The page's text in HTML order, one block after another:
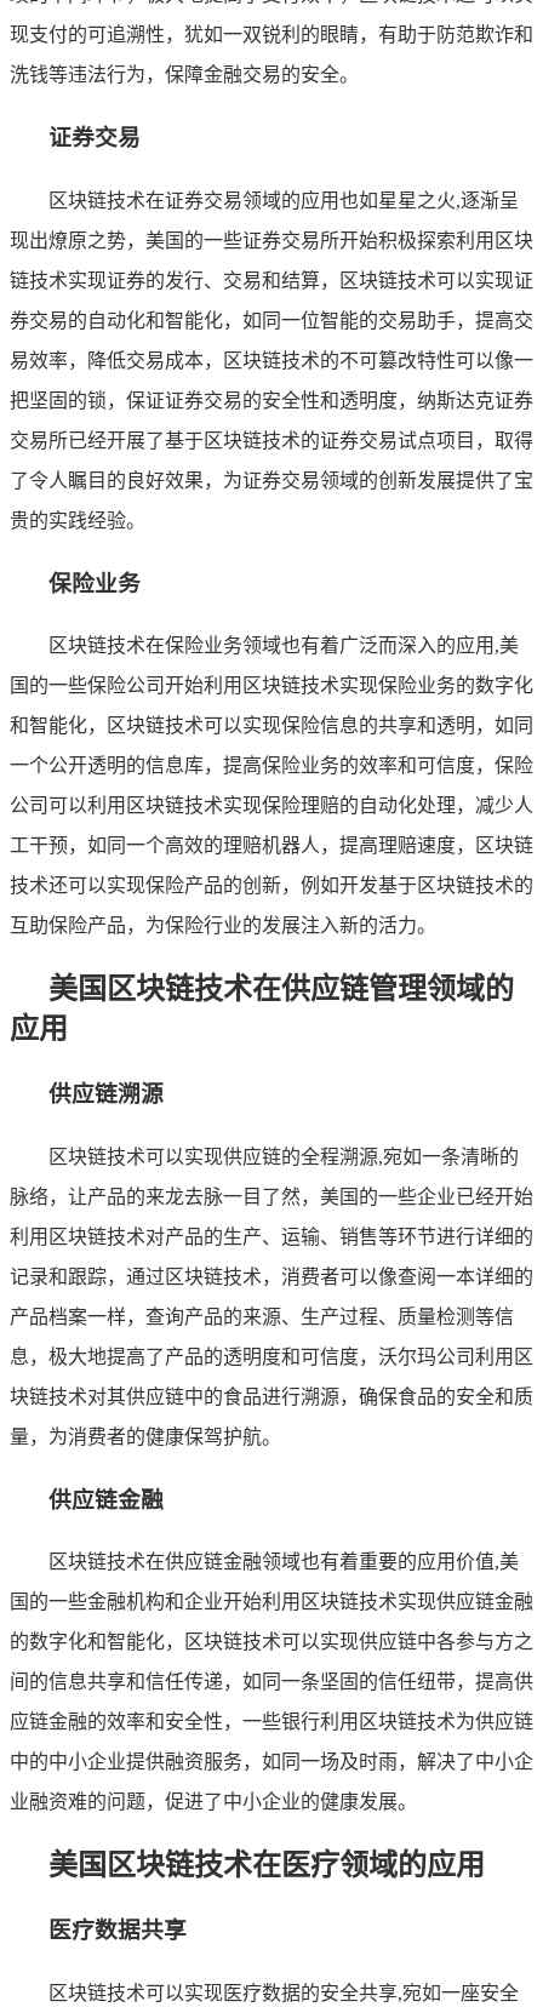
现支付的可追溯性，犹如一双锐利的眼睛，有助于防范欺诈和
洗钱等违法行为，保障金融交易的安全。
证券交易
区块链技术在证券交易领域的应用也如星星之火,逐渐呈
现出燎原之势，美国的一些证券交易所开始积极探索利用区块
链技术实现证券的发行、交易和结算，区块链技术可以实现证
券交易的自动化和智能化，如同一位智能的交易助手，提高交
易效率，降低交易成本，区块链技术的不可篡改特性可以像一
把坚固的锁，保证证券交易的安全性和透明度，纳斯达克证券
交易所已经开展了基于区块链技术的证券交易试点项目，取得
了令人瞩目的良好效果，为证券交易领域的创新发展提供了宝
贵的实践经验。
保险业务
区块链技术在保险业务领域也有着广泛而深入的应用,美
国的一些保险公司开始利用区块链技术实现保险业务的数字化
和智能化，区块链技术可以实现保险信息的共享和透明，如同
一个公开透明的信息库，提高保险业务的效率和可信度，保险
公司可以利用区块链技术实现保险理赔的自动化处理，减少人
工干预，如同一个高效的理赔机器人，提高理赔速度，区块链
技术还可以实现保险产品的创新，例如开发基于区块链技术的
互助保险产品，为保险行业的发展注入新的活力。
美国区块链技术在供应链管理领域的
应用
供应链溯源
区块链技术可以实现供应链的全程溯源,宛如一条清晰的
脉络，让产品的来龙去脉一目了然，美国的一些企业已经开始
利用区块链技术对产品的生产、运输、销售等环节进行详细的
记录和跟踪，通过区块链技术，消费者可以像查阅一本详细的
产品档案一样，查询产品的来源、生产过程、质量检测等信
息，极大地提高了产品的透明度和可信度，沃尔玛公司利用区
块链技术对其供应链中的食品进行溯源，确保食品的安全和质
量，为消费者的健康保驾护航。
供应链金融
区块链技术在供应链金融领域也有着重要的应用价值,美
国的一些金融机构和企业开始利用区块链技术实现供应链金融
的数字化和智能化，区块链技术可以实现供应链中各参与方之
间的信息共享和信任传递，如同一条坚固的信任纽带，提高供
应链金融的效率和安全性，一些银行利用区块链技术为供应链
中的中小企业提供融资服务，如同一场及时雨，解决了中小企
业融资难的问题，促进了中小企业的健康发展。
美国区块链技术在医疗领域的应用
医疗数据共享
区块链技术可以实现医疗数据的安全共享,宛如一座安全